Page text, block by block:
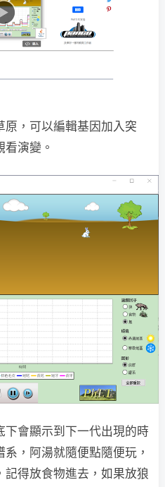
原，可以編輯基因加入突
演變。
會顯示到下一代出現的時
，阿湯就隨便點隨便玩，
得放食物進去，如果放狼